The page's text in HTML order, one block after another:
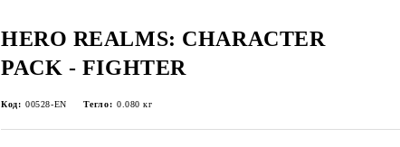
HERO REALMS: CHARACTER
PACK - FIGHTER
Код: 00528-EN Тегло: 0.080 кг